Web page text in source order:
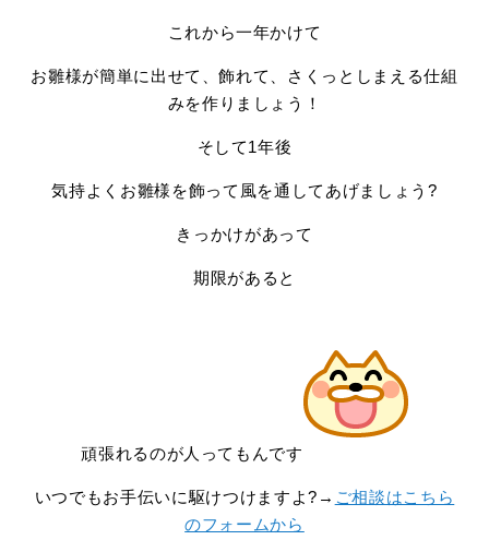
これから一年かけて
お雛様が簡単に出せて、飾れて、さくっとしまえる仕組
みを作りましょう！
そして1年後
気持よくお雛様を飾って風を通してあげましょう?
きっかけがあって
期限があると
頑張れるのが人ってもんです
いつでもお手伝いに駆けつけますよ?→ ご相談はこちら
のフォームから